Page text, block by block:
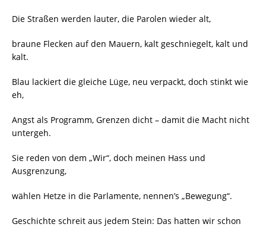
Die Straßen werden lauter, die Parolen wieder alt,
braune Flecken auf den Mauern, kalt geschniegelt, kalt und
kalt.
Blau lackiert die gleiche Lüge, neu verpackt, doch stinkt wie
eh,
Angst als Programm, Grenzen dicht – damit die Macht nicht
untergeh.
Sie reden von dem „Wir“, doch meinen Hass und
Ausgrenzung,
wählen Hetze in die Parlamente, nennen’s „Bewegung“.
Geschichte schreit aus jedem Stein: Das hatten wir schon